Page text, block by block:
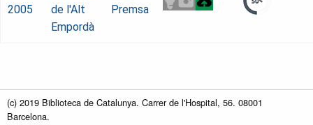
2005
de l'Alt
Empordà
Premsa
(c) 2019 Biblioteca de Catalunya. Carrer de l'Hospital, 56. 08001
Barcelona.